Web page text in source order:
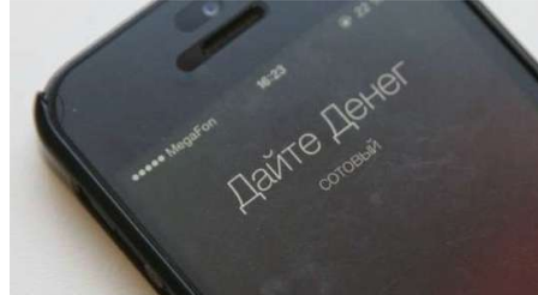
Волгоградские вузы в топе зарплатного
рейтинга: ВолгГТУ и ВолгГМУ вошли в топ‑15
для химической отрасли и фармацевтики
18:39
В Красноармейском районе Волгограда стартует
конкурс на ремонт моста через Волго‑Донской
судоходный канал